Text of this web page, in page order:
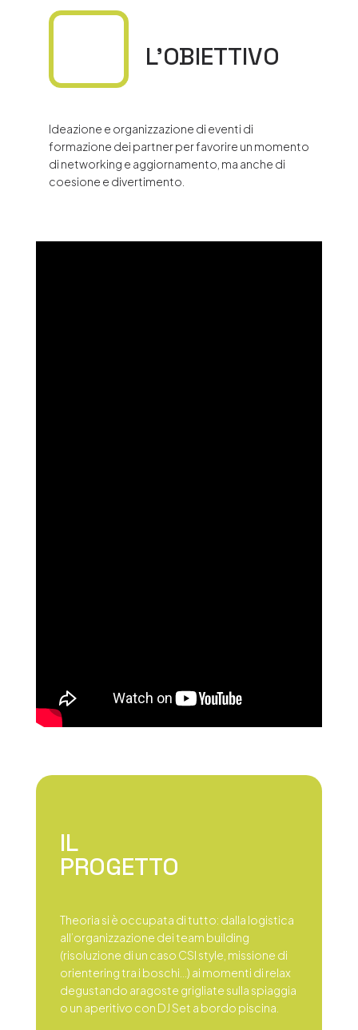
L’OBIETTIVO
Ideazione e organizzazione di eventi di
formazione dei partner per favorire un momento
di networking e aggiornamento, ma anche di
coesione e divertimento.
IL
PROGETTO
Theoria si è occupata di tutto: dalla logistica
all’organizzazione dei team building
(risoluzione di un caso CSI style, missione di
orientering tra i boschi…) ai momenti di relax
degustando aragoste grigliate sulla spiaggia
o un aperitivo con DJ Set a bordo piscina.